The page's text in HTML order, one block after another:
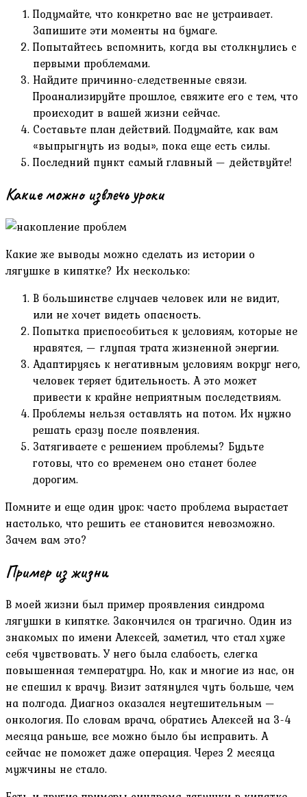
Подумайте, что конкретно вас не устраивает.
Запишите эти моменты на бумаге.
Попытайтесь вспомнить, когда вы столкнулись с
первыми проблемами.
Найдите причинно-следственные связи.
Проанализируйте прошлое, свяжите его с тем, что
происходит в вашей жизни сейчас.
Составьте план действий. Подумайте, как вам
«выпрыгнуть из воды», пока еще есть силы.
Последний пункт самый главный — действуйте!
Какие можно извлечь уроки
Какие же выводы можно сделать из истории о
лягушке в кипятке? Их несколько:
В большинстве случаев человек или не видит,
или не хочет видеть опасность.
Попытка приспособиться к условиям, которые не
нравятся, — глупая трата жизненной энергии.
Адаптируясь к негативным условиям вокруг него,
человек теряет бдительность. А это может
привести к крайне неприятным последствиям.
Проблемы нельзя оставлять на потом. Их нужно
решать сразу после появления.
Затягиваете с решением проблемы? Будьте
готовы, что со временем оно станет более
дорогим.
Помните и еще один урок: часто проблема вырастает
настолько, что решить ее становится невозможно.
Зачем вам это?
Пример из жизни
В моей жизни был пример проявления синдрома
лягушки в кипятке. Закончился он трагично. Один из
знакомых по имени Алексей, заметил, что стал хуже
себя чувствовать. У него была слабость, слегка
повышенная температура. Но, как и многие из нас, он
не спешил к врачу. Визит затянулся чуть больше, чем
на полгода. Диагноз оказался неутешительным —
онкология. По словам врача, обратись Алексей на 3-4
месяца раньше, все можно было бы исправить. А
сейчас не поможет даже операция. Через 2 месяца
мужчины не стало.